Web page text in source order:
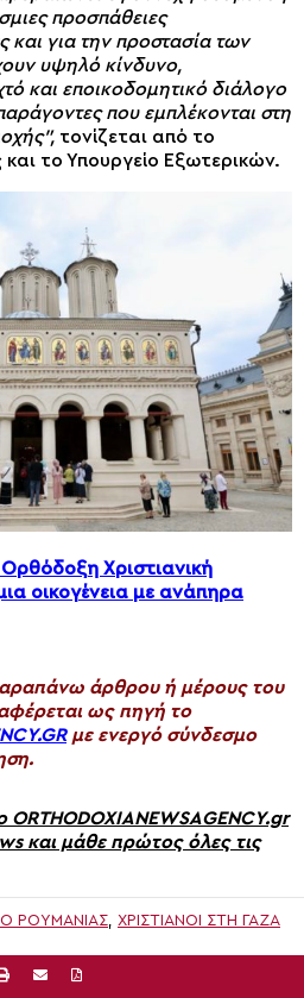
προσπάθειες
και για την προστασία των
υψηλό κίνδυνο,
και εποικοδομητικό διάλογο
που εμπλέκονται στη
τονίζεται από το
το Υπουργείο Εξωτερικών.
Ορθόδοξη Χριστιανική
οικογένεια με ανάπηρα
άρθρου ή μέρους του
ως πηγή το
με ενεργό σύνδεσμο
και μάθε πρώτος όλες τις
ΡΟΥΜΑΝΊΑΣ ΧΡΙΣΤΙΑΝΟΊ ΣΤΗ ΓΆΖΑ